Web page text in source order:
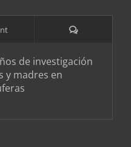
Comments
de investigación
y madres en